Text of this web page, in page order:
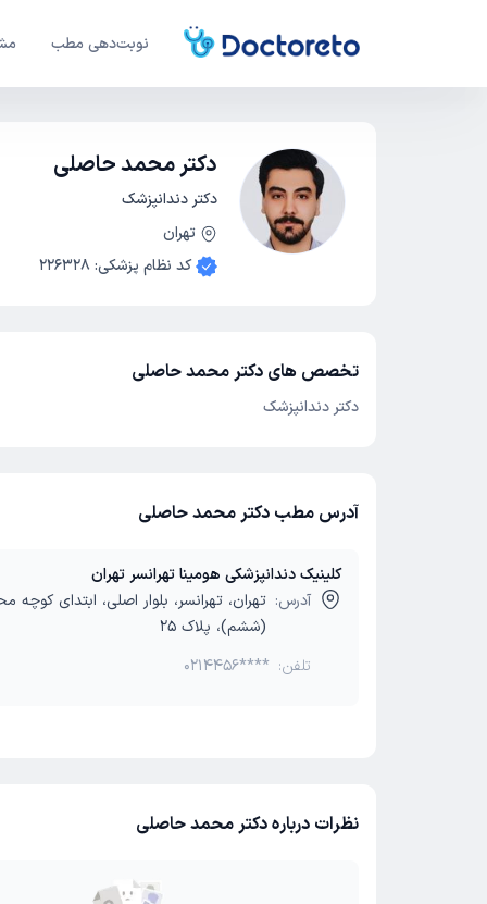
نوبت‌دهی مطب
دکتر محمد حاصلی
دکتر دندانپزشک
تهران
کد نظام پزشکی:
226328
تخصص های دکتر محمد حاصلی
دکتر دندانپزشک
آدرس مطب دکتر محمد حاصلی
کلینیک دندانپزشکی هومینا تهرانسر تهران
آدرس: تهران، تهرانسر، بلوار اصلی، ابتدای کوچه
(ششم)، پلاک 25
تلفن: 0214456****
نظرات درباره دکتر محمد حاصلی